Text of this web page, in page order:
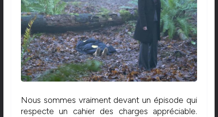
Nous sommes vraiment devant un épisode qui
respecte un cahier des charges appréciable.